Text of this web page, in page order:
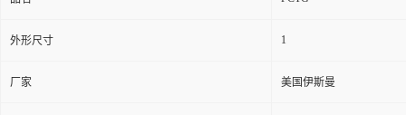
外形尺寸 1
厂家 美国伊斯曼